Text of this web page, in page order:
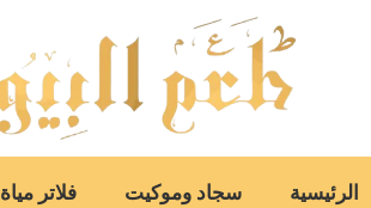
الرئيسية سجاد وموكيت فلاتر مياة